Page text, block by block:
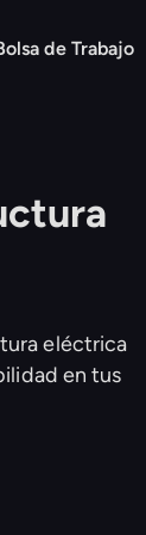
de Trabajo
eléctrica
en tus